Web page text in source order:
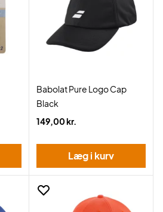
Babolat Pure Logo Cap
Black
149,00 kr.
Læg i kurv